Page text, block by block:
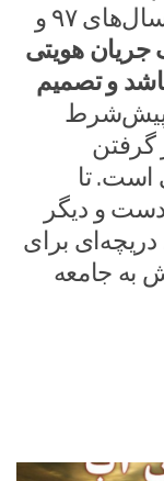
قهر مردم با صندوق‌های رای در سال‌های ۹۷ و
جریان هویتی
و تصمیم
گرفتن
است. تا
و دیگر
برای
به جامعه